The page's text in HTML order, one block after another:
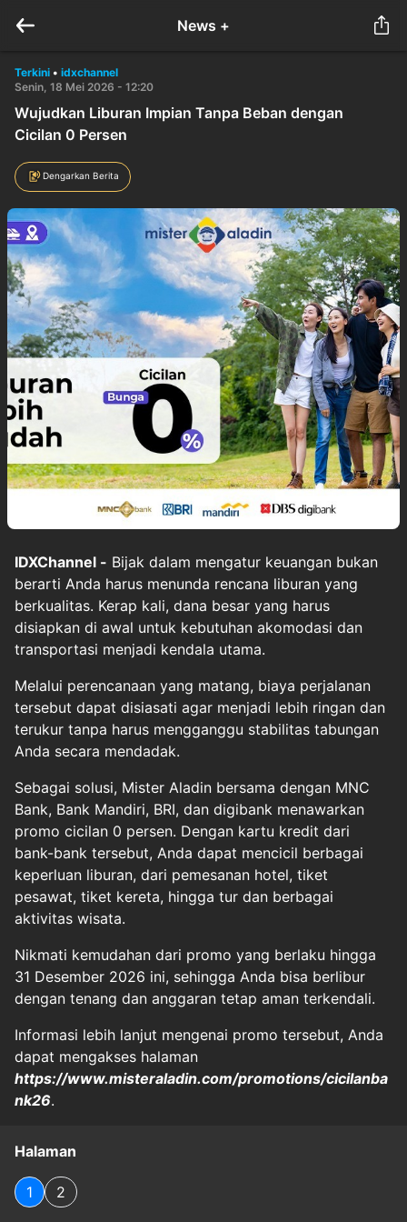
News +
Terkini • idxchannel
Senin, 18 Mei 2026 - 12:20
Wujudkan Liburan Impian Tanpa Beban dengan
Cicilan 0 Persen
Dengarkan Berita
IDXChannel - Bijak dalam mengatur keuangan bukan
berarti Anda harus menunda rencana liburan yang
berkualitas. Kerap kali, dana besar yang harus
disiapkan di awal untuk kebutuhan akomodasi dan
transportasi menjadi kendala utama.
Melalui perencanaan yang matang, biaya perjalanan
tersebut dapat disiasati agar menjadi lebih ringan dan
terukur tanpa harus mengganggu stabilitas tabungan
Anda secara mendadak.
Sebagai solusi, Mister Aladin bersama dengan MNC
Bank, Bank Mandiri, BRI, dan digibank menawarkan
promo cicilan 0 persen. Dengan kartu kredit dari
bank-bank tersebut, Anda dapat mencicil berbagai
keperluan liburan, dari pemesanan hotel, tiket
pesawat, tiket kereta, hingga tur dan berbagai
aktivitas wisata.
Nikmati kemudahan dari promo yang berlaku hingga
31 Desember 2026 ini, sehingga Anda bisa berlibur
dengan tenang dan anggaran tetap aman terkendali.
Informasi lebih lanjut mengenai promo tersebut, Anda
dapat mengakses halaman
https://www.misteraladin.com/promotions/cicilanba
nk26.
Halaman
1 2